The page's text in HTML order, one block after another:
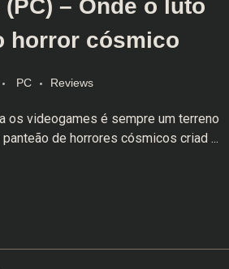
– Onde o luto
horror cósmico
PC Reviews
os videogames é sempre um terreno
de horrores cósmicos criad ...